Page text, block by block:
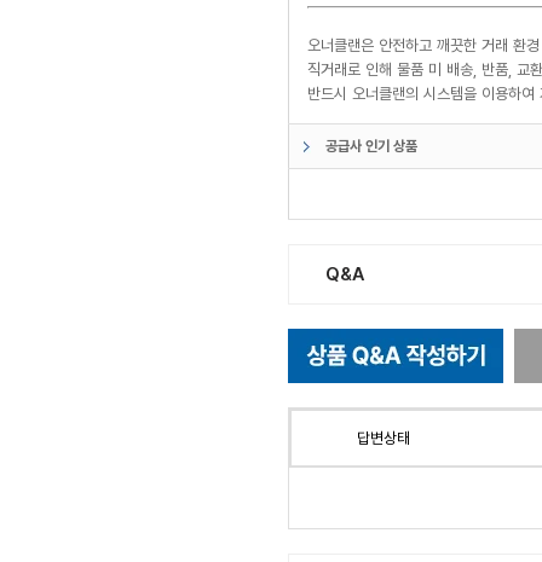
오너클랜은 안전하고 깨끗한 거래 환
직거래로 인해 물품 미 배송, 반품, 교
반드시 오너클랜의 시스템을 이용하
공급사 인기 상품
Q&A
답변상태